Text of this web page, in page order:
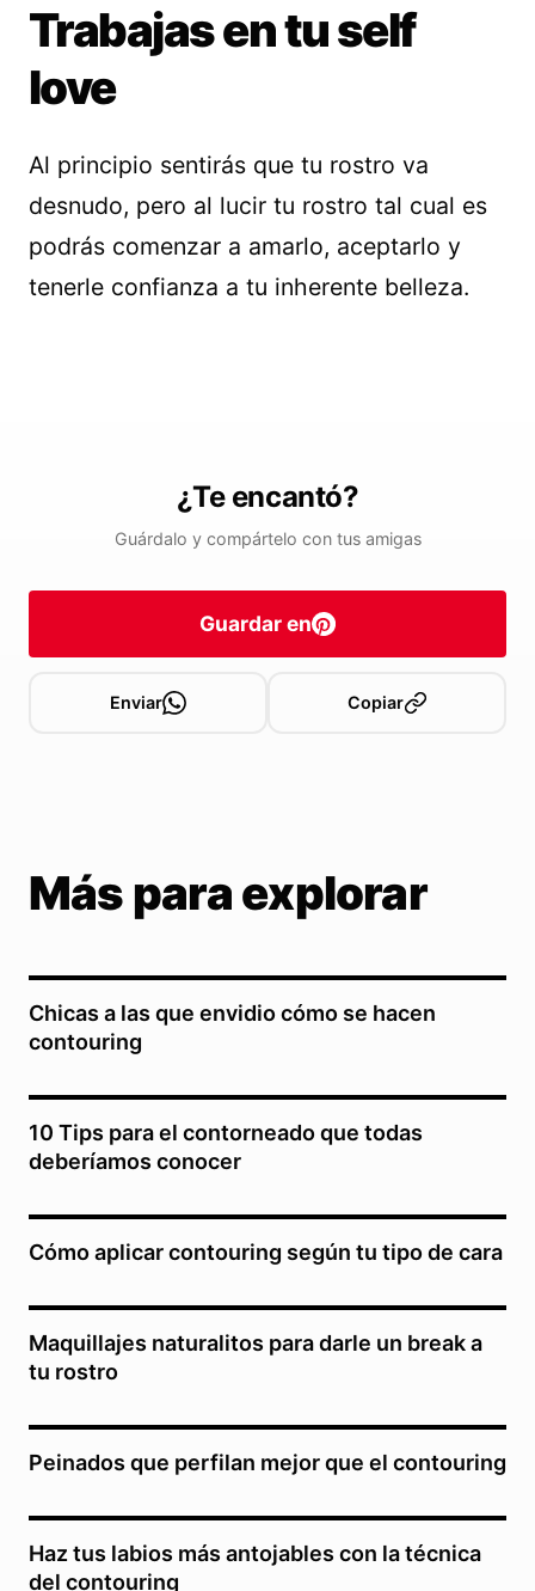
Trabajas en tu self
love
Al principio sentirás que tu rostro va
desnudo, pero al lucir tu rostro tal cual es
podrás comenzar a amarlo, aceptarlo y
tenerle confianza a tu inherente belleza.
¿Te encantó?
Guárdalo y compártelo con tus amigas
Guardar en
Enviar Copiar
Más para explorar
Chicas a las que envidio cómo se hacen
contouring
10 Tips para el contorneado que todas
deberíamos conocer
Cómo aplicar contouring según tu tipo de cara
Maquillajes naturalitos para darle un break a
tu rostro
Peinados que perfilan mejor que el contouring
Haz tus labios más antojables con la técnica
del contouring